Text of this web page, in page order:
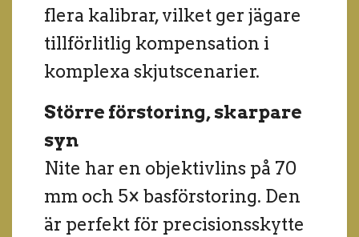
flera kalibrar, vilket ger jägare
tillförlitlig kompensation i
komplexa skjutscenarier.
Större förstoring, skarpare
syn
Nite har en objektivlins på 70
mm och 5× basförstoring. Den
är perfekt för precisionsskytte